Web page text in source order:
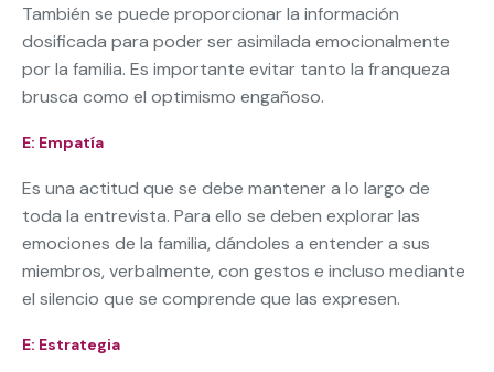
También se puede proporcionar la información
dosificada para poder ser asimilada emocionalmente
por la familia. Es importante evitar tanto la franqueza
brusca como el optimismo engañoso.
E: Empatía
Es una actitud que se debe mantener a lo largo de
toda la entrevista. Para ello se deben explorar las
emociones de la familia, dándoles a entender a sus
miembros, verbalmente, con gestos e incluso mediante
el silencio que se comprende que las expresen.
E: Estrategia